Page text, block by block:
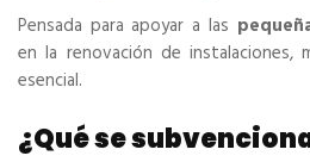
Pensada para apoyar a las
en la renovación de instalaciones,
esencial.
¿Qué se